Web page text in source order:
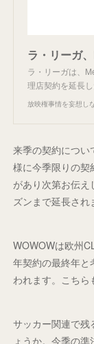
ラ・リーガ
ラ・リーガは、
理店契約を延長
放映権事情を妄想し
来季の契約につい
様に今季限りの契
があり次第お伝
ズンまで延長され
WOWOWは欧州
年契約の最終年と
われます。こちら
サッカー関連で残
ょうか。今季の